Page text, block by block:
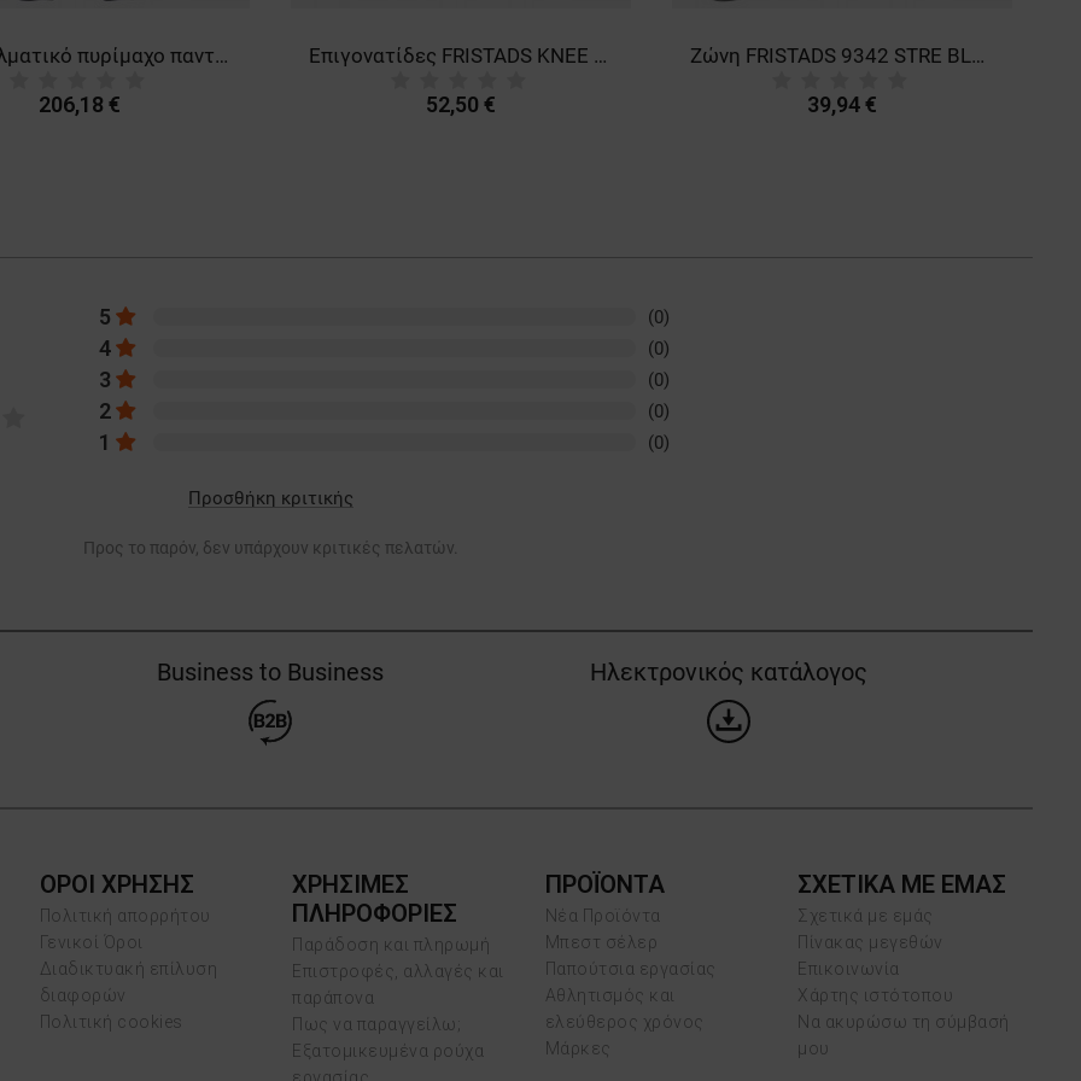
Επαγγελματικό πυρίμαχο παντελόνι για συγκόλληση FRISTADS FLAME WELDING DARK BLUE
206,18 €
Επιγονατίδες FRISTADS KNEE PROTECTION BLACK
52,50 €
Ζώνη FRISTADS 9342 STRE BLACK
39,94 €
5 (0)
4 (0)
3 (0)
2 (0)
1 (0)
Προσθήκη κριτικής
Προς το παρόν, δεν υπάρχουν κριτικές πελατών.
Business to Business Ηλεκτρονικός κατάλογος
ΟΡΟΙ ΧΡΗΣΗΣ
Πολιτική απορρήτου
Γενικοί Όροι
Διαδικτυακή επίλυση
διαφορών
Πολιτική cookies
ΧΡΗΣΙΜΕΣ
ΠΛΗΡΟΦΟΡΙΕΣ
Παράδοση και πληρωμή
Επιστροφές, αλλαγές και
παράπονα
Πως να παραγγείλω;
Εξατομικευμένα ρούχα
ΠΡΟΪΌΝΤΑ
Νέα Προϊόντα
Μπεστ σέλερ
Παπούτσια εργασίας
Αθλητισμός και
ελεύθερος χρόνος
Μάρκες
ΣΧΕΤΙΚΑ ΜΕ ΕΜΑΣ
Σχετικά με εμάς
Πίνακας μεγεθών
Επικοινωνία
Χάρτης ιστότοπου
Να ακυρώσω τη σύμβασή
μου